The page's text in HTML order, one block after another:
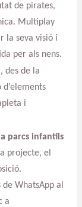
de pirates,
Multiplay
la seva visió i
per als nens.
des de la
i
parcs infantils
projecte, el
WhatsApp al
a